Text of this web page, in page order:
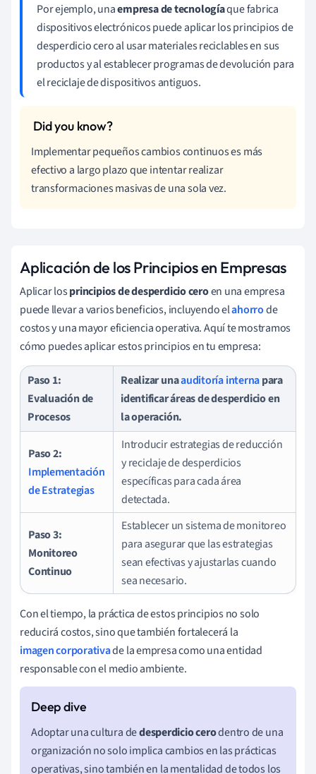
Por ejemplo, unaempresa de tecnologíaque fabrica
dispositivos electrónicos puede aplicar los principios de
desperdicio cero al usar materiales reciclables en sus
productos y al establecer programas de devolución para
el reciclaje de dispositivos antiguos.
Implementar pequeños cambios continuos es más
efectivo a largo plazo que intentar realizar
transformaciones masivas de una sola vez.
Aplicación de los Principios en Empresas
Aplicar losprincipios de desperdicio ceroen una empresa
puede llevar a varios beneficios, incluyendo elahorrode
costos y una mayor eficiencia operativa. Aquí te mostramos
cómo puedes aplicar estos principios en tu empresa:
Paso 1:
Evaluación de
Procesos
Realizar unaauditoría internapara
identificar áreas de desperdicio en
la operación.
Paso 2:
Implementación
de Estrategias
Introducir estrategias de reducción
y reciclaje de desperdicios
específicas para cada área
detectada.
Paso 3:
Monitoreo
Continuo
Establecer un sistema de monitoreo
para asegurar que las estrategias
sean efectivas y ajustarlas cuando
sea necesario.
Con el tiempo, la práctica de estos principios no solo
reducirá costos, sino que también fortalecerá la
imagen corporativade la empresa como una entidad
responsable con el medio ambiente.
Adoptar una cultura dedesperdicio cerodentro de una
organización no solo implica cambios en las prácticas
operativas, sino también en la mentalidad de todos los